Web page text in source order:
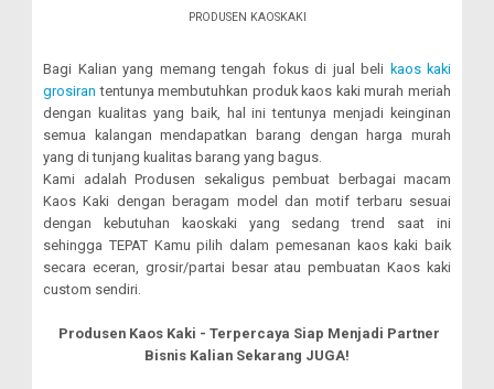
PRODUSEN KAOSKAKI
Bagi Kalian yang memang tengah fokus di jual beli kaos kaki
grosiran tentunya membutuhkan produk kaos kaki murah meriah
dengan kualitas yang baik, hal ini tentunya menjadi keinginan
semua kalangan mendapatkan barang dengan harga murah
yang di tunjang kualitas barang yang bagus.
Kami adalah Produsen sekaligus pembuat berbagai macam
Kaos Kaki dengan beragam model dan motif terbaru sesuai
dengan kebutuhan kaoskaki yang sedang trend saat ini
sehingga TEPAT Kamu pilih dalam pemesanan kaos kaki baik
secara eceran, grosir/partai besar atau pembuatan Kaos kaki
custom sendiri.
Produsen Kaos Kaki - Terpercaya Siap Menjadi Partner
Bisnis Kalian Sekarang JUGA!